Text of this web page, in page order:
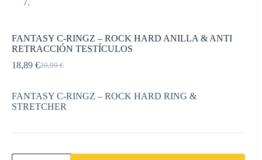
FANTASY C-RINGZ – ROCK HARD ANILLA & ANTI
RETRACCIÓN TESTÍCULOS
20,99€
El
original
era:
20,99 €.
18,89 €El
actual
es:
18,89 €.
FANTASY C-RINGZ – ROCK HARD RING &
STRETCHER
FANTASY